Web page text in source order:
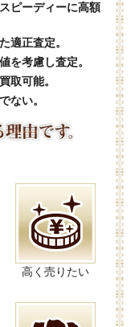
ピーディーに高額
適正査定。
を考慮し査定。
取可能。
ない。
高く売りたい